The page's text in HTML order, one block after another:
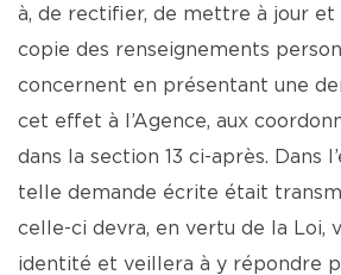
à, de rectifier, de mettre à jour et
copie des renseignements
concernent en présentant une
cet effet à l’Agence, aux
dans la section 13 ci-après. Dans
telle demande écrite était
celle-ci devra, en vertu de la Loi,
identité et veillera à y répondre